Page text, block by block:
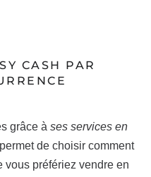
CASH PAR
grâce à ses services en
de choisir comment
vous préfériez vendre en